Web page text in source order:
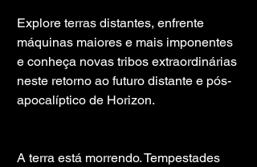
Explore terras distantes, enfrente
máquinas maiores e mais imponentes
e conheça novas tribos extraordinárias
neste retorno ao futuro distante e pós-
apocalíptico de Horizon.
A terra está morrendo. Tempestades